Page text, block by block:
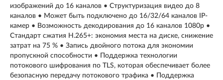
изображений до 16 каналов • Структуризация видео до 8
каналов • Может быть подключено до 16/32/64 каналов IP-
камер • Возможность декодирования до 16 каналов 1080p •
Стандарт сжатия H.265+: экономия места на диске, снижение
затрат на 75 % • Запись двойного потока для экономии
пропускной способности • Поддержка технологии
потокового шифрования по TLS, которая обеспечивает более
безопасную передачу потокового трафика • Поддержка